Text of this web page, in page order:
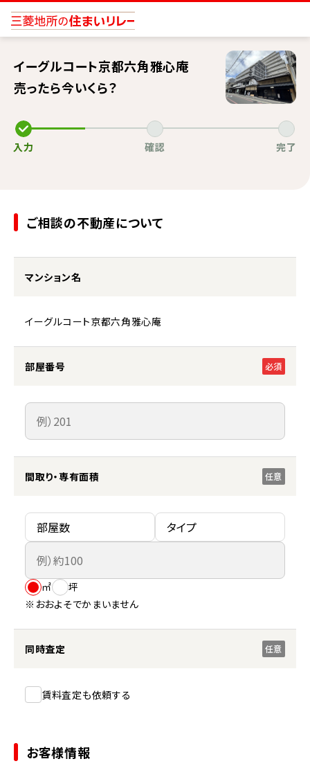
イーグルコート京都六角雅心庵
売ったら今いくら？
入力 確認 完了
ご相談の不動産について
マンション名
イーグルコート京都六角雅心庵
部屋番号 必須
間取り・専有面積 任意
㎡
坪
※おおよそでかまいません
同時査定 任意
賃料査定も依頼する
お客様情報